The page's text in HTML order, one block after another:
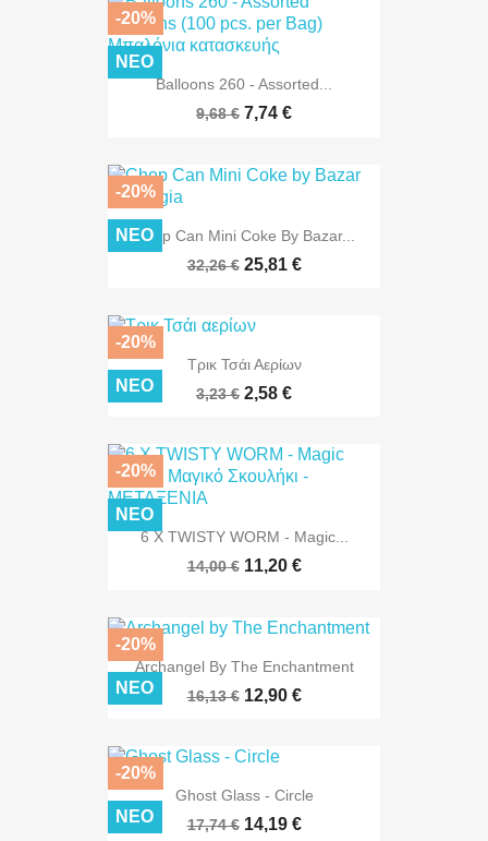
Balloons 260 - Assorted...
9,68 € 7,74 €
-20%
ΝΈΟ
Chop Can Mini Coke By Bazar...
32,26 € 25,81 €
-20%
ΝΈΟ
Τρικ Τσάι Αερίων
3,23 € 2,58 €
-20%
ΝΈΟ
6 X TWISTY WORM - Magic...
14,00 € 11,20 €
-20%
ΝΈΟ
Archangel By The Enchantment
16,13 € 12,90 €
-20%
ΝΈΟ
Ghost Glass - Circle
17,74 € 14,19 €
-20%
ΝΈΟ